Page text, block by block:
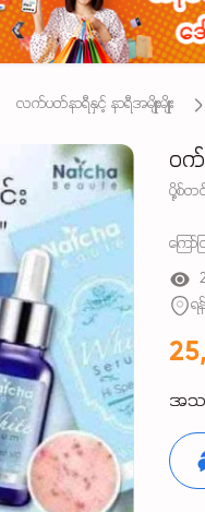
လက်ပတ်နာရီနှင့် နာရီအမျိုးမျိုး
၀က်
ပို့စ်တ
ကြော်
ရ
အ